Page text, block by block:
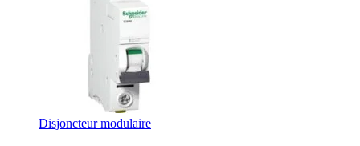
Disjoncteur modulaire